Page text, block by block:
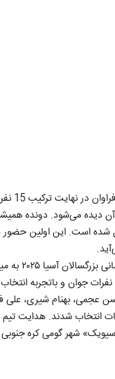
به
دیده می‌شود. دونده
شده است. این اولین
بیست و
نفرات جوان و باتجربه
بهنام شیری، علی
این مسابقات انتخاب شدند.